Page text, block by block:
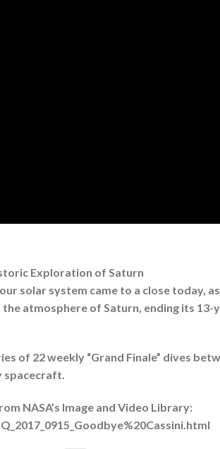
Exploration of Saturn
solar system came to a close today, as
atmosphere of Saturn, ending its
of 22 weekly “Grand Finale” dives
spacecraft.
NASA’s Image and Video Library: